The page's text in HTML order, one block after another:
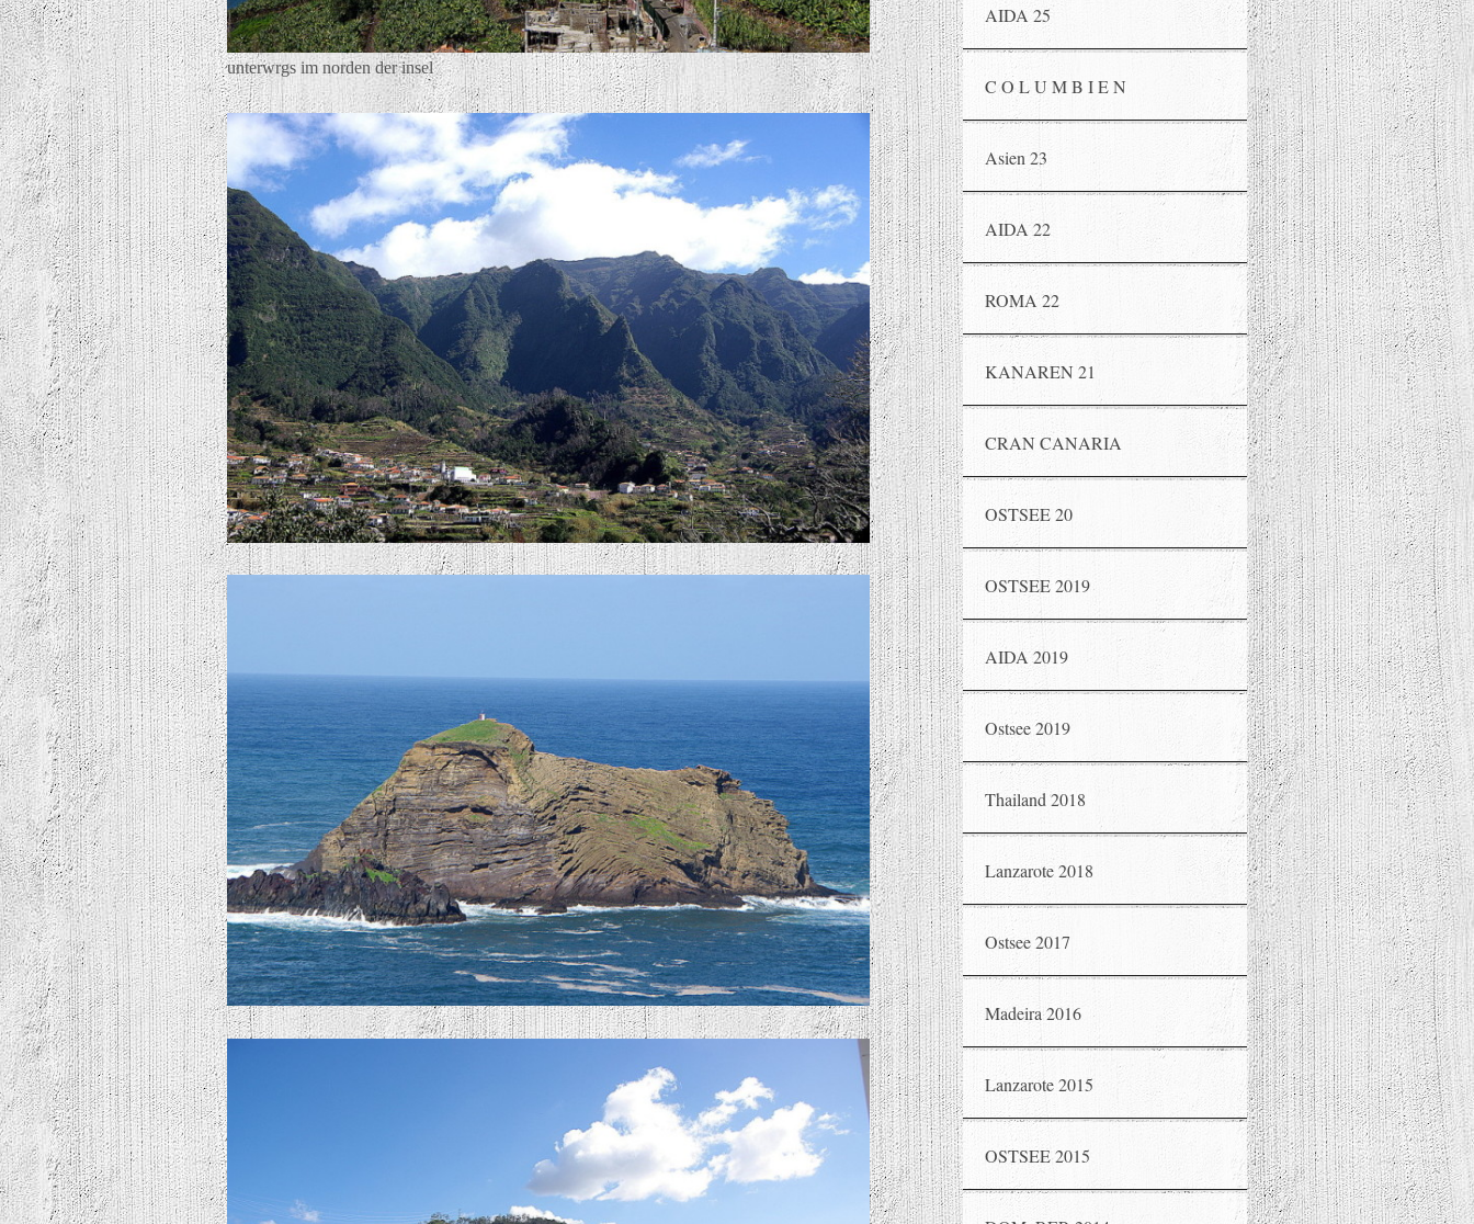
unterwrgs im norden der insel
AIDA 25
C O L U M B I E N
Asien 23
AIDA 22
ROMA 22
KANAREN 21
CRAN CANARIA
OSTSEE 20
OSTSEE 2019
AIDA 2019
Ostsee 2019
Thailand 2018
Lanzarote 2018
Ostsee 2017
Madeira 2016
Lanzarote 2015
OSTSEE 2015